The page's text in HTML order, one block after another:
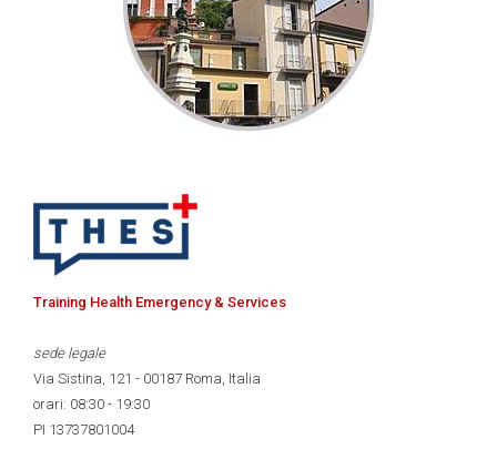
Training Health Emergency & Services
sede legale
Via Sistina, 121 - 00187 Roma, Italia
orari: 08:30 - 19:30
PI 13737801004